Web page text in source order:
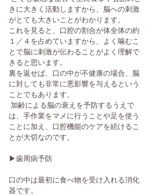
きに大きく活動しますから、脳への刺激
がとても大きいことがわかります。
これを見ると、口腔の割合が体全体の約
１／４を占めていますから、よく噛むこ
とで脳に刺激が伝わることがよく理解で
きると思います。
裏を返せば、口の中が不健康の場合、脳
に対しても非常に悪影響を与えるという
ことでもあります。
は、手作業をマメに行うことや足を使う
ことに加え、口腔機能のケアを続けるこ
とが大切なのです。
▶歯周病予防
口の中は最初に食べ物を受け入れる消化
器です。